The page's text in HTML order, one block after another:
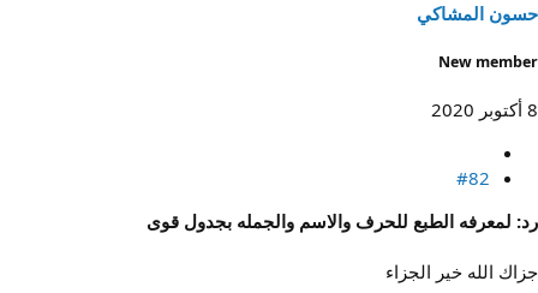
حسون المشاكي
New member
8 أكتوبر 2020
#82
رد: لمعرفه الطبع للحرف والاسم والجمله بجدول قوى
جزاك الله خير الجزاء